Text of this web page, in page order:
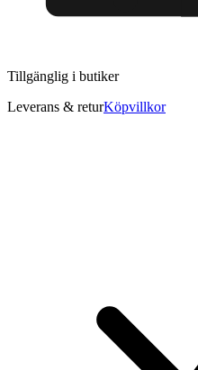
Tillgänglig i butiker
Leverans & returKöpvillkor